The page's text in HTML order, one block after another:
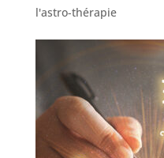
l'astro-thérapie